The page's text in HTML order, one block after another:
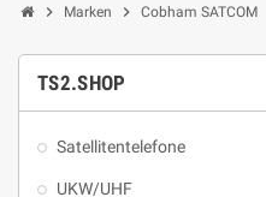
chevron_right Marken chevron_right Cobham SATCOM
TS2.SHOP
Satellitentelefone
UKW/UHF